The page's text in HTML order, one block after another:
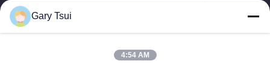
দ্রুত লিঙ্ক
আমাদের সম্পর্কে
Gary Tsui
4:54 AM